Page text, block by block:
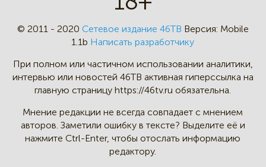
© 2011 - 2020 Сетевое издание 46ТВ Версия: Mobile
1.1b Написать разработчику
При полном или частичном использовании аналитики,
интервью или новостей 46TB активная гиперссылка на
главную страницу https://46tv.ru обязательна.
Мнение редакции не всегда совпадает с мнением
авторов. Заметили ошибку в тексте? Выделите её и
нажмите Ctrl-Enter, чтобы отослать информацию
редактору.